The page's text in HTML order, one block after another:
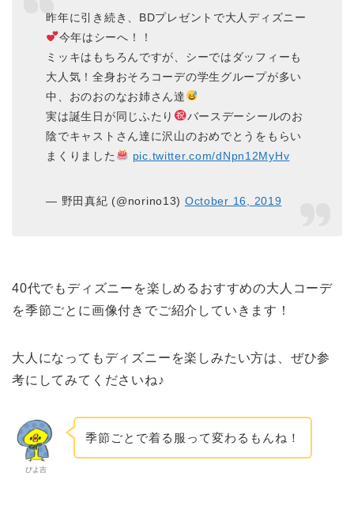
昨年に引き続き、BDプレゼントで大人ディズニー
今年はシーへ！！
ミッキはもちろんですが、シーではダッフィーも
大人気！全身おそろコーデの学生グループが多い
中、おのおのなお姉さん達
実は誕生日が同じふたり
バースデーシールのお
陰でキャストさん達に沢山のおめでとうをもらい
まくりました
pic.twitter.com/dNpn12MyHv
— 野田真紀 (@norino13) October 16, 2019
40代でもディズニーを楽しめるおすすめの大人コーデ
を季節ごとに画像付きでご紹介していきます！
大人になってもディズニーを楽しみたい方は、ぜひ参
考にしてみてくださいね♪
ぴよ吉
季節ごとで着る服って変わるもんね！